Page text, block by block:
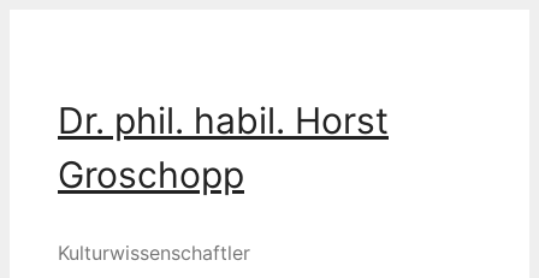
Dr. phil. habil. Horst
Groschopp
Kulturwissenschaftler